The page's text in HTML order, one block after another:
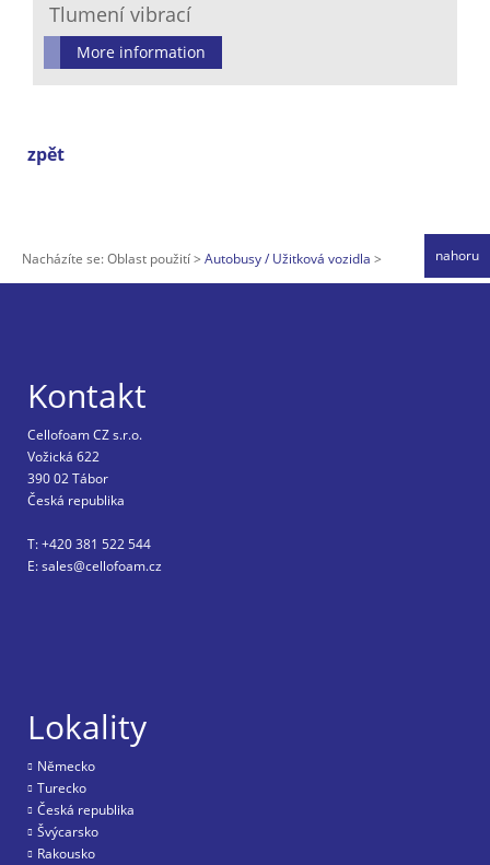
Tlumení vibrací
More information
zpět
Nacházíte se:Oblast použití Autobusy / Užitková vozidla nahoru
Kontakt
Cellofoam CZ s.r.o.
Vožická 622
390 02 Tábor
Česká republika
T: +420 381 522 544
E: sales@cellofoam.cz
Lokality
Nĕmecko
Turecko
Česká republika
Švýcarsko
Rakousko